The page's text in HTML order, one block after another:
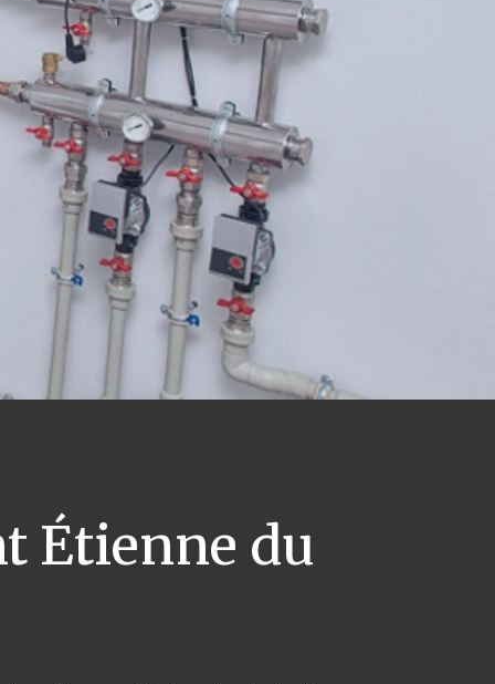
Étienne du